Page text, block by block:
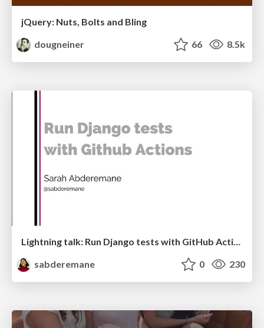
jQuery: Nuts, Bolts and Bling
dougneiner
66 8.5k
Lightning talk: Run Django tests with GitHub Actions
sabderemane
0 230